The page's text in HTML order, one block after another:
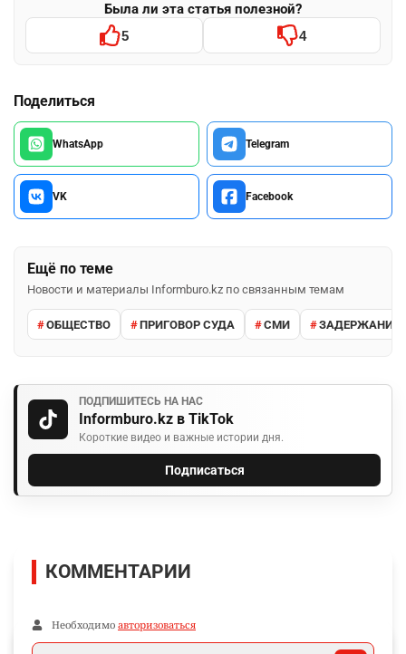
Была ли эта статья полезной?
5 4
Поделиться
WhatsApp Telegram
VK Facebook
Ещё по теме
Новости и материалы Informburo.kz по связанным темам
ОБЩЕСТВО ПРИГОВОР СУДА СМИ ЗАДЕРЖАНИЕ
ПОДПИШИТЕСЬ НА НАС
Informburo.kz в TikTok
Короткие видео и важные истории дня.
Подписаться
КОММЕНТАРИИ
Необходимо авторизоваться